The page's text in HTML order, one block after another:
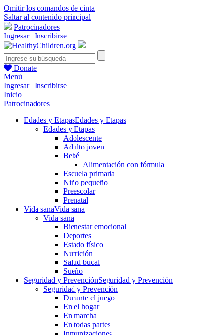
Omitir los comandos de cinta
Saltar al contenido principal
Patrocinadores
Ingresar| Inscribirse
Donate
Menú
Ingresar| Inscribirse
Inicio
Patrocinadores
Edades y EtapasEdades y Etapas
Edades y Etapas
Adolescente
Adulto joven
Bebé
Alimentación con fórmula
Escuela primaria
Niño pequeño
Preescolar
Prenatal
Vida sanaVida sana
Vida sana
Bienestar emocional
Deportes
Estado físico
Nutrición
Salud bucal
Sueño
Seguridad y PrevenciónSeguridad y Prevención
Seguridad y Prevención
Durante el juego
En el hogar
En marcha
En todas partes
Inmunizaciones